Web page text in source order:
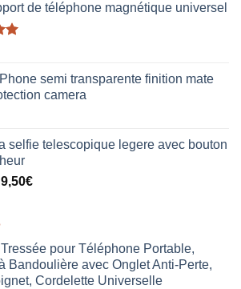
de téléphone magnétique universel
semi transparente finition mate
camera
selfie telescopique legere avec bouton
9,50€
pour Téléphone Portable,
Bandoulière avec Onglet Anti-Perte,
Cordelette Universelle